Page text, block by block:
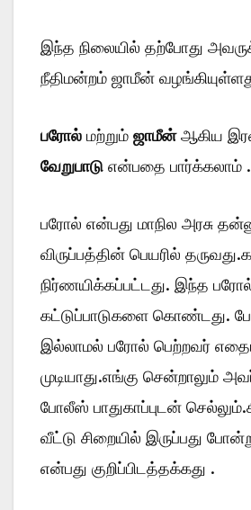
இந்த நிலையில் தற்போது
நீதிமன்றம் ஜாமீன்
பரோல் மற்றும் ஜாமீன்ஆகிய
வேறுபாடு என்பதை பார்க்கலாம் .
பரோல் என்பது மாநில அரசு
விருப்பத்தின் பெயரில்
நிர்ணயிக்கப்பட்டது. இந்த
கட்டுப்பாடுகளை கொண்டது.
இல்லாமல் பரோல் பெற்றவர்
முடியாது.எங்கு சென்றாலும்
போலீஸ் பாதுகாப்புடன்
வீட்டு சிறையில் இருப்பது
என்பது குறிப்பிடத்தக்கது .